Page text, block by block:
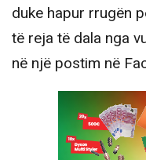
duke hapur rrugën
të reja të dala nga
në një postim në